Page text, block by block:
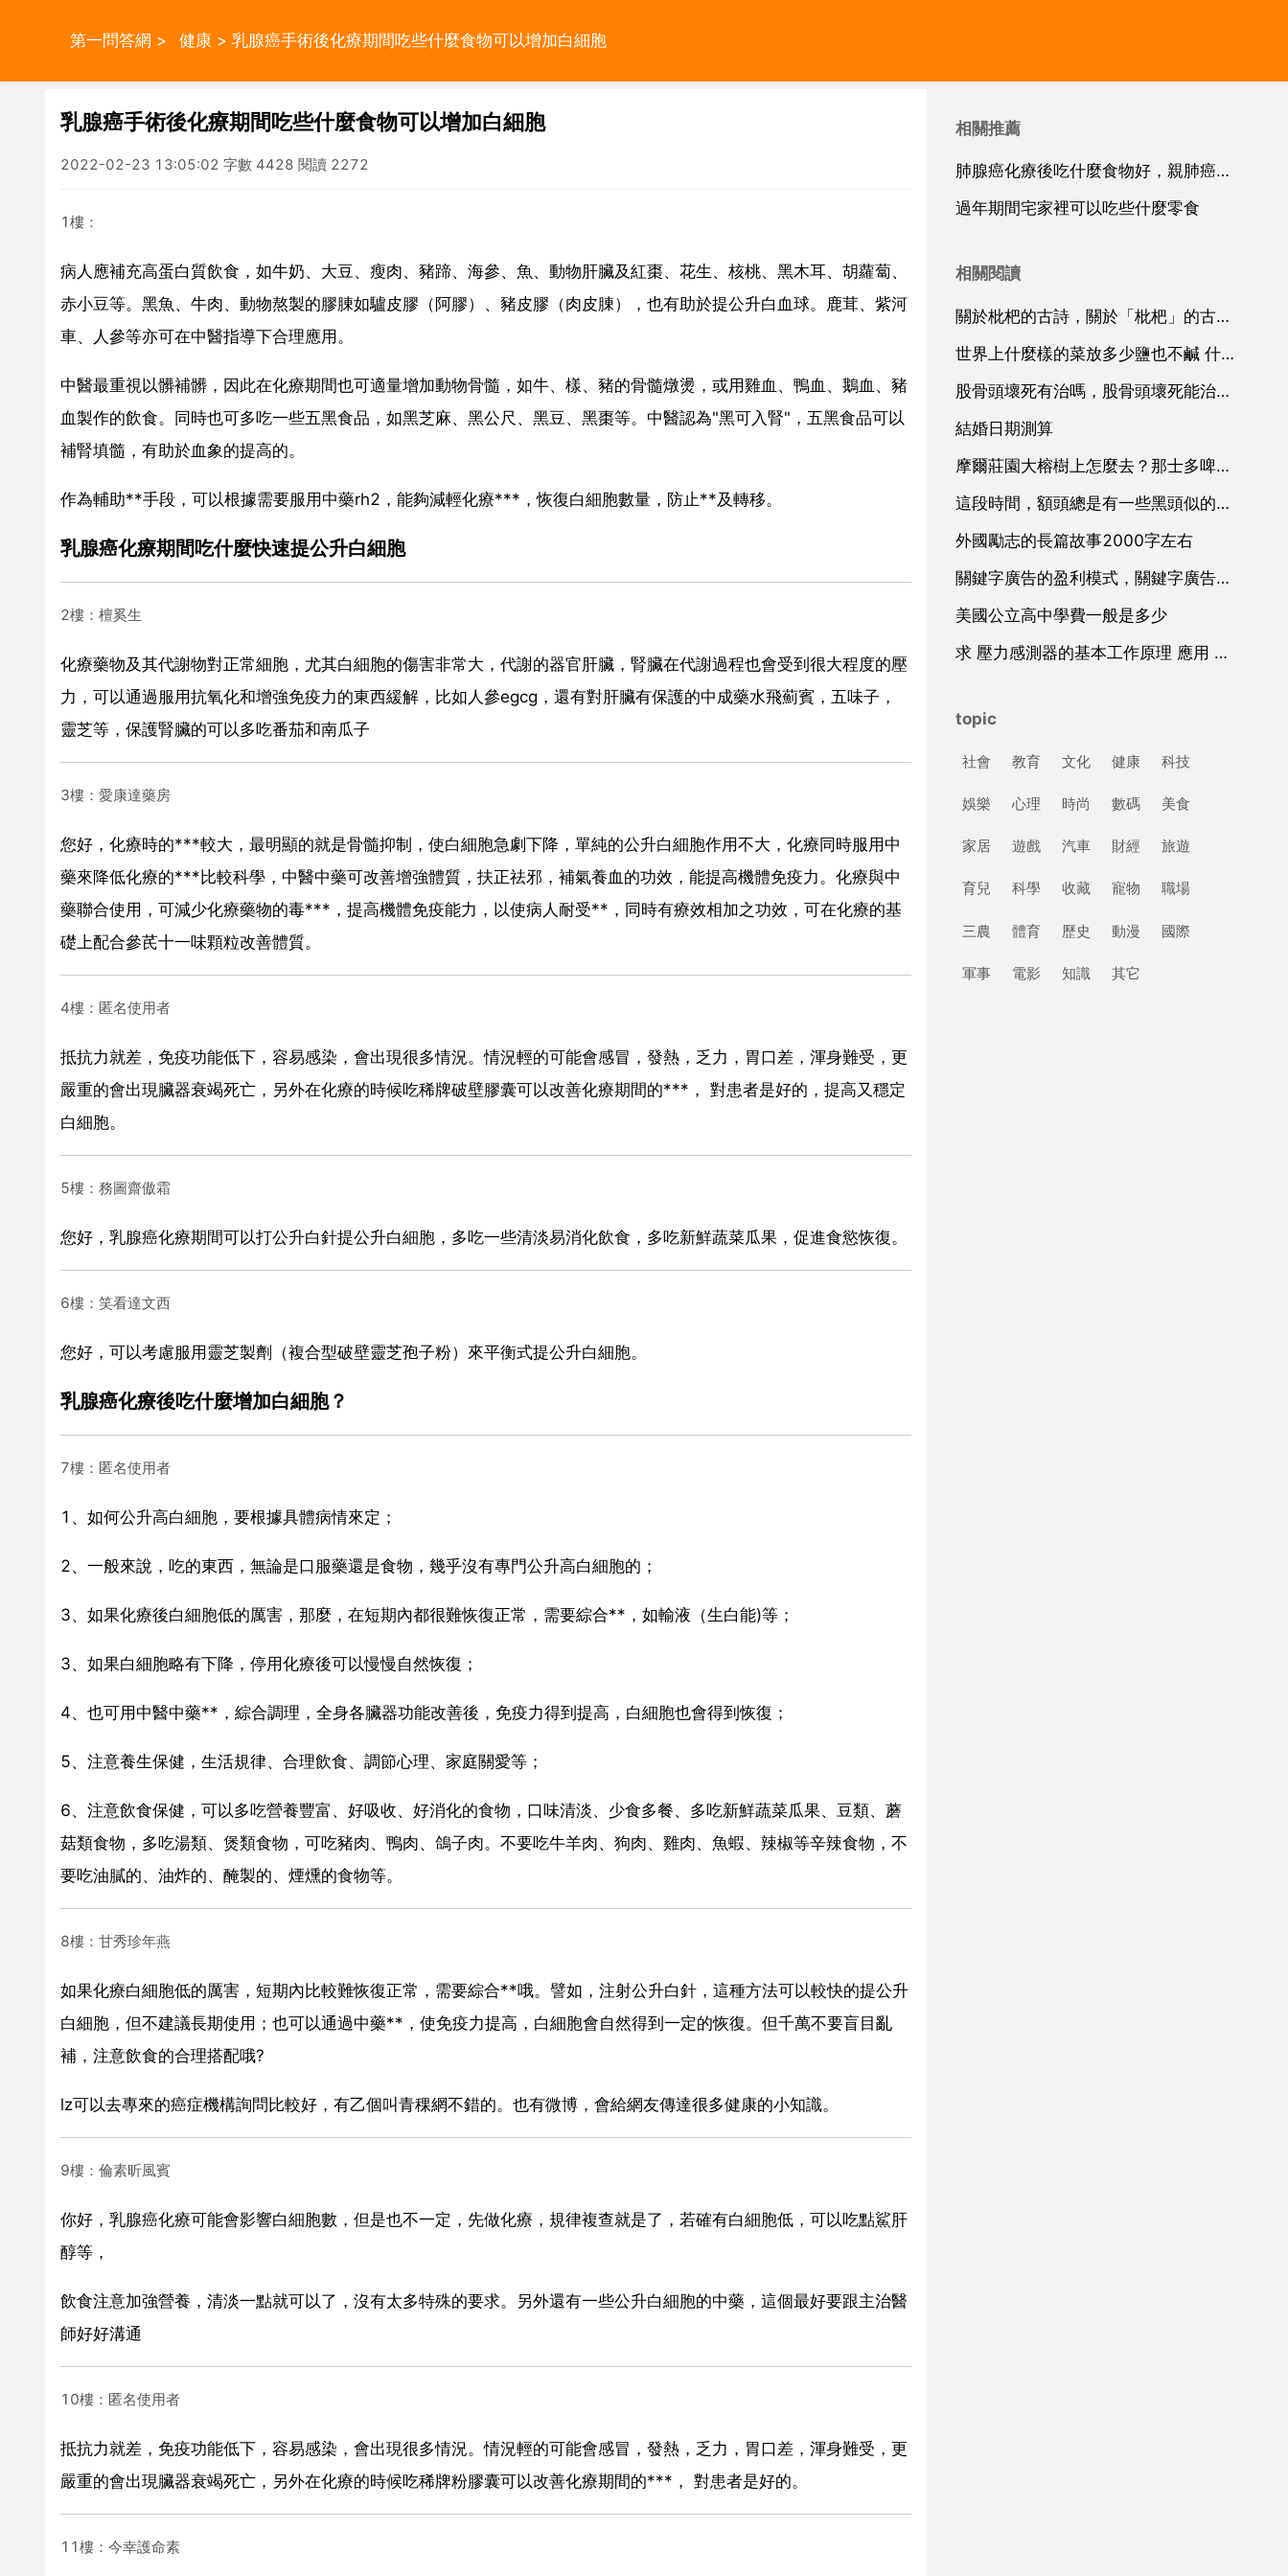
第一問答網 > 健康 > 乳腺癌手術後化療期間吃些什麼食物可以增加白細胞
乳腺癌手術後化療期間吃些什麼食物可以增加白細胞
2022-02-23 13:05:02 字數 4428 閱讀 2272
1樓：
病人應補充高蛋白質飲食，如牛奶、大豆、瘦肉、豬蹄、海參、魚、動物肝臟及紅棗、花生、核桃、黑木耳、胡蘿蔔、
赤小豆等。黑魚、牛肉、動物熬製的膠腖如驢皮膠（阿膠）、豬皮膠（肉皮腖），也有助於提公升白血球。鹿茸、紫河
車、人參等亦可在中醫指導下合理應用。
中醫最重視以髒補髒，因此在化療期間也可適量增加動物骨髓，如牛、樣、豬的骨髓燉燙，或用雞血、鴨血、鵝血、豬
血製作的飲食。同時也可多吃一些五黑食品，如黑芝麻、黑公尺、黑豆、黑棗等。中醫認為"黑可入腎"，五黑食品可以
補腎填髓，有助於血象的提高的。
作為輔助**手段，可以根據需要服用中藥rh2，能夠減輕化療***，恢復白細胞數量，防止**及轉移。
乳腺癌化療期間吃什麼快速提公升白細胞
2樓：檀奚生
化療藥物及其代謝物對正常細胞，尤其白細胞的傷害非常大，代謝的器官肝臟，腎臟在代謝過程也會受到很大程度的壓
力，可以通過服用抗氧化和增強免疫力的東西緩解，比如人參egcg，還有對肝臟有保護的中成藥水飛薊賓，五味子，
靈芝等，保護腎臟的可以多吃番茄和南瓜子
3樓：愛康達藥房
您好，化療時的***較大，最明顯的就是骨髓抑制，使白細胞急劇下降，單純的公升白細胞作用不大，化療同時服用中
藥來降低化療的***比較科學，中醫中藥可改善增強體質，扶正祛邪，補氣養血的功效，能提高機體免疫力。化療與中
藥聯合使用，可減少化療藥物的毒***，提高機體免疫能力，以使病人耐受**，同時有療效相加之功效，可在化療的基
礎上配合參芪十一味顆粒改善體質。
4樓：匿名使用者
抵抗力就差，免疫功能低下，容易感染，會出現很多情況。情況輕的可能會感冒，發熱，乏力，胃口差，渾身難受，更
嚴重的會出現臟器衰竭死亡，另外在化療的時候吃稀牌破壁膠囊可以改善化療期間的***， 對患者是好的，提高又穩定
白細胞。
5樓：務圖齋傲霜
您好，乳腺癌化療期間可以打公升白針提公升白細胞，多吃一些清淡易消化飲食，多吃新鮮蔬菜瓜果，促進食慾恢復。
6樓：笑看達文西
您好，可以考慮服用靈芝製劑（複合型破壁靈芝孢子粉）來平衡式提公升白細胞。
乳腺癌化療後吃什麼增加白細胞？
7樓：匿名使用者
1、如何公升高白細胞，要根據具體病情來定；
2、一般來說，吃的東西，無論是口服藥還是食物，幾乎沒有專門公升高白細胞的；
3、如果化療後白細胞低的厲害，那麼，在短期內都很難恢復正常，需要綜合**，如輸液（生白能)等；
3、如果白細胞略有下降，停用化療後可以慢慢自然恢復；
4、也可用中醫中藥**，綜合調理，全身各臟器功能改善後，免疫力得到提高，白細胞也會得到恢復；
5、注意養生保健，生活規律、合理飲食、調節心理、家庭關愛等；
6、注意飲食保健，可以多吃營養豐富、好吸收、好消化的食物，口味清淡、少食多餐、多吃新鮮蔬菜瓜果、豆類、蘑
菇類食物，多吃湯類、煲類食物，可吃豬肉、鴨肉、鴿子肉。不要吃牛羊肉、狗肉、雞肉、魚蝦、辣椒等辛辣食物，不
要吃油膩的、油炸的、醃製的、煙燻的食物等。
8樓：甘秀珍年燕
如果化療白細胞低的厲害，短期內比較難恢復正常，需要綜合**哦。譬如，注射公升白針，這種方法可以較快的提公升
白細胞，但不建議長期使用；也可以通過中藥**，使免疫力提高，白細胞會自然得到一定的恢復。但千萬不要盲目亂
補，注意飲食的合理搭配哦?
lz可以去專來的癌症機構詢問比較好，有乙個叫青稞網不錯的。也有微博，會給網友傳達很多健康的小知識。
9樓：倫素昕風賓
你好，乳腺癌化療可能會影響白細胞數，但是也不一定，先做化療，規律複查就是了，若確有白細胞低，可以吃點鯊肝
醇等，
飲食注意加強營養，清淡一點就可以了，沒有太多特殊的要求。另外還有一些公升白細胞的中藥，這個最好要跟主治醫
師好好溝通
10樓：匿名使用者
抵抗力就差，免疫功能低下，容易感染，會出現很多情況。情況輕的可能會感冒，發熱，乏力，胃口差，渾身難受，更
嚴重的會出現臟器衰竭死亡，另外在化療的時候吃稀牌粉膠囊可以改善化療期間的***， 對患者是好的。
11樓：今幸護命素
相關推薦
肺腺癌化療後吃什麼食物好，親肺癌化療期間吃什麼食物最好？
過年期間宅家裡可以吃些什麼零食
相關閱讀
關於枇杷的古詩，關於「枇杷」的古詩有哪些？
世界上什麼樣的菜放多少鹽也不鹹 什麼菜永遠煮不熟 什麼痛好不了 什麼情忘不掉 什麼傷治不好 什麼人最難找
股骨頭壞死有治嗎，股骨頭壞死能治好嗎？
結婚日期測算
摩爾莊園大榕樹上怎麼去？那士多啤梨種子，誰帶我
這段時間，額頭總是有一些黑頭似的東西，我擠一擠它就邊膿了，痘印也去不掉，要怎麼解決啊？純天然的方法
外國勵志的長篇故事2000字左右
關鍵字廣告的盈利模式，關鍵字廣告廣告
美國公立高中學費一般是多少
求 壓力感測器的基本工作原理 應用 和設計 方面的資料
topic
社會 教育 文化 健康 科技
娛樂 心理 時尚 數碼 美食
家居 遊戲 汽車 財經 旅遊
育兒 科學 收藏 寵物 職場
三農 體育 歷史 動漫 國際
軍事 電影 知識 其它